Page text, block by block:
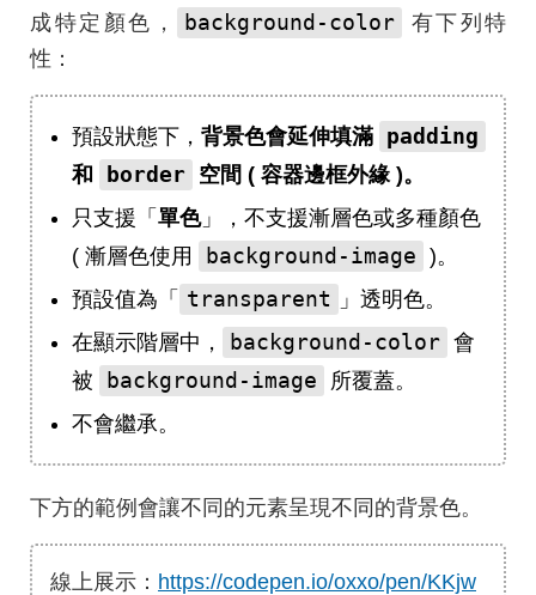
成特定顏色，
background-color
有下列特
性：
預設狀態下， 背景色會延伸填滿 padding
和 border 空間 ( 容器邊框外緣 )。
只支援「 單色」，不支援漸層色或多種顏色
( 漸層色使用
background-image )。
預設值為「
transparent
」透明色。
在顯示階層中，
background-color 會
被
background-image
所覆蓋。
不會繼承。
下方的範例會讓不同的元素呈現不同的背景色。
線上展示： https://codepen.io/oxxo/pen/KKjw